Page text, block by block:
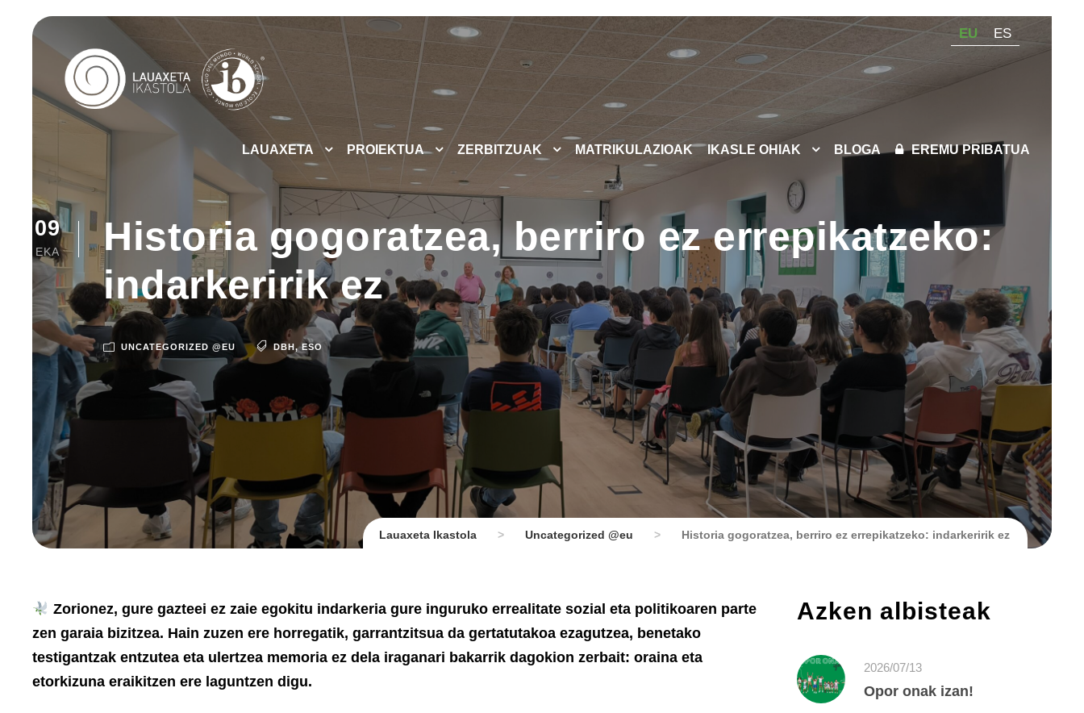
EU ES
LAUAXETA PROIEKTUA ZERBITZUAK MATRIKULAZIOAK IKASLE OHIAK BLOGA EREMU PRIBATUA
09
EKA
Historia gogoratzea, berriro ez errepikatzeko:
indarkeririk ez
UNCATEGORIZED @EU DBH, ESO
Lauaxeta Ikastola > Uncategorized @eu > Historia gogoratzea, berriro ez errepikatzeko: indarkeririk ez
Zorionez, gure gazteei ez zaie egokitu indarkeria gure inguruko errealitate sozial eta politikoaren parte
zen garaia bizitzea. Hain zuzen ere horregatik, garrantzitsua da gertatutakoa ezagutzea, benetako
testigantzak entzutea eta ulertzea memoria ez dela iraganari bakarrik dagokion zerbait: oraina eta
etorkizuna eraikitzen ere laguntzen digu.
Azken albisteak
2026/07/13
Opor onak izan!